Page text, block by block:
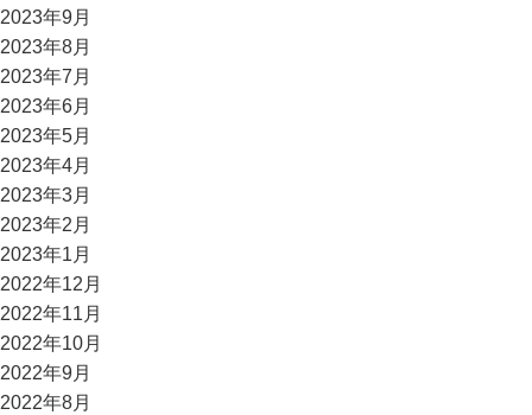
2023年9月
2023年8月
2023年7月
2023年6月
2023年5月
2023年4月
2023年3月
2023年2月
2023年1月
2022年12月
2022年11月
2022年10月
2022年9月
2022年8月